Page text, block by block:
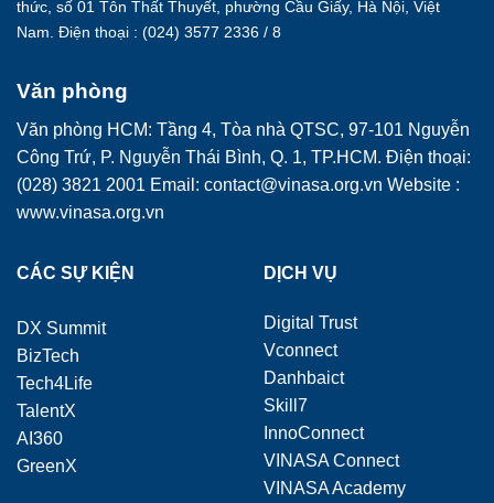
thức, số 01 Tôn Thất Thuyết, phường Cầu Giấy, Hà Nội, Việt
Nam. Điện thoại : (024) 3577 2336 / 8
Văn phòng
Văn phòng HCM: Tầng 4, Tòa nhà QTSC, 97-101 Nguyễn
Công Trứ, P. Nguyễn Thái Bình, Q. 1, TP.HCM. Điện thoại:
(028) 3821 2001 Email: contact@vinasa.org.vn Website :
www.vinasa.org.vn
CÁC SỰ KIỆN
DX Summit
BizTech
Tech4Life
TalentX
AI360
GreenX
DỊCH VỤ
Digital Trust
Vconnect
Danhbaict
Skill7
InnoConnect
VINASA Connect
VINASA Academy